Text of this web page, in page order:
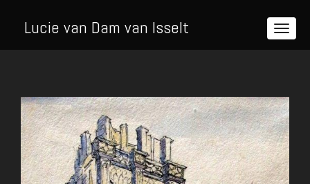
Lucie van Dam van Isselt